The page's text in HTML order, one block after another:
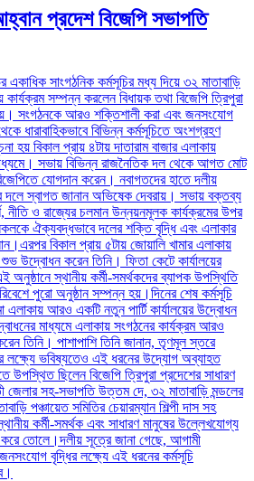
প্রদেশ বিজেপি সভাপতি
একাধিক সাংগঠনিক কর্মসূচির মধ্য দিয়ে ৩২ মাতাবাড়ি
কার্যক্রম সম্পন্ন করলেন বিধায়ক তথা বিজেপি ত্রিপুরা
সংগঠনকে আরও শক্তিশালী করা এবং জনসংযোগ
ধারাবাহিকভাবে বিভিন্ন কর্মসূচিতে অংশগ্রহণ
হয় বিকাল প্রায় ৪টায় দাতারাম বাজার এলাকায়
সভায় বিভিন্ন রাজনৈতিক দল থেকে আগত মোট
যোগদান করেন। নবাগতদের হাতে দলীয়
দলে স্বাগত জানান অভিষেক দেবরায়। সভায় বক্তব্য
নীতি ও রাজ্যের চলমান উন্নয়নমূলক কার্যক্রমের উপর
ঐক্যবদ্ধভাবে দলের শক্তি বৃদ্ধি এবং এলাকার
বিকাল প্রায় ৫টায় জোয়ালি খামার এলাকায়
শুভ উদ্বোধন করেন তিনি। ফিতা কেটে কার্যালয়ের
স্থানীয় কর্মী-সমর্থকদের ব্যাপক উপস্থিতি
পুরো অনুষ্ঠান সম্পন্ন হয়।দিনের শেষ কর্মসূচি
এলাকায় আরও একটি নতুন পার্টি কার্যালয়ের উদ্বোধন
মাধ্যমে এলাকায় সংগঠনের কার্যক্রম আরও
তিনি। পাশাপাশি তিনি জানান, তৃণমূল স্তরে
লক্ষ্যে ভবিষ্যতেও এই ধরনের উদ্যোগ অব্যাহত
উপস্থিত ছিলেন বিজেপি ত্রিপুরা প্রদেশের সাধারণ
জেলার সহ-সভাপতি উত্তম দে, ৩২ মাতাবাড়ি মন্ডলের
পঞ্চায়েত সমিতির চেয়ারম্যান শিল্পী দাস সহ
কর্মী-সমর্থক এবং সাধারণ মানুষের উল্লেখযোগ্য
তোলে।দলীয় সূত্রে জানা গেছে, আগামী
বৃদ্ধির লক্ষ্যে এই ধরনের কর্মসূচি